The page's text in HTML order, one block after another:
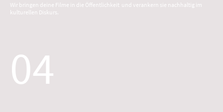
Wir bringen deine Filme in die Öffentlichkeit und verankern sie nachhaltig im
kulturellen Diskurs.
04